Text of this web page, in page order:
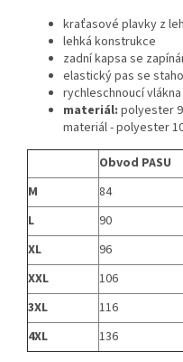
kraťasové plavky z
lehká konstrukce
zadní kapsa se
elastický pas se
rychleschnoucí
materiál: polyester
materiál - polyester
Obvod PASU
M
84
L
90
XL
96
XXL
106
3XL
116
4XL
136